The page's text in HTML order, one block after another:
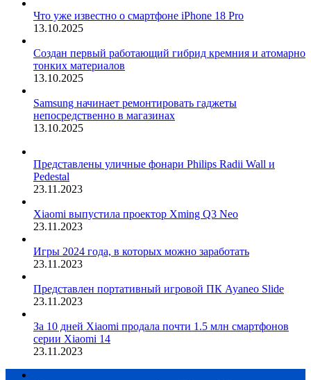
Что уже известно о смартфоне iPhone 18 Pro
13.10.2025
Создан первый работающий гибрид кремния и атомарно
тонких материалов
13.10.2025
Samsung начинает ремонтировать гаджеты
непосредственно в магазинах
13.10.2025
Представлены уличные фонари Philips Radii Wall и
Pedestal
23.11.2023
Xiaomi выпустила проектор Xming Q3 Neo
23.11.2023
Игры 2024 года, в которых можно заработать
23.11.2023
Представлен портативный игровой ПК Ayaneo Slide
23.11.2023
За 10 дней Xiaomi продала почти 1.5 млн смартфонов
серии Xiaomi 14
23.11.2023